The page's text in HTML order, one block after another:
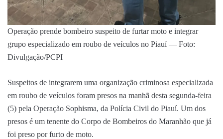
Operação prende bombeiro suspeito de furtar moto e integrar
grupo especializado em roubo de veículos no Piauí — Foto:
Divulgação/PCPI
Suspeitos de integrarem uma organização criminosa especializada
em roubo de veículos foram presos na manhã desta segunda-feira
(5) pela Operação Sophisma, da Polícia Civil do Piauí. Um dos
presos é um tenente do Corpo de Bombeiros do Maranhão que já
foi preso por furto de moto.